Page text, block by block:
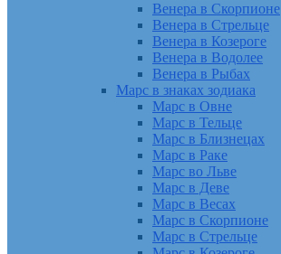
Венера в Скорпионе
Венера в Стрельце
Венера в Козероге
Венера в Водолее
Венера в Рыбах
Марс в знаках зодиака
Марс в Овне
Марс в Тельце
Марс в Близнецах
Марс в Раке
Марс во Льве
Марс в Деве
Марс в Весах
Марс в Скорпионе
Марс в Стрельце